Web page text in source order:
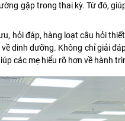
gặp trong thai kỳ. Từ đó,
hỏi đáp, hàng loạt câu hỏi
dinh dưỡng. Không chỉ giải
các mẹ hiểu rõ hơn về hành